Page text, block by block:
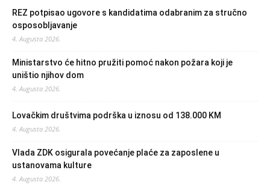
REZ potpisao ugovore s kandidatima odabranim za stručno
osposobljavanje
4. Augusta 2026.
Ministarstvo će hitno pružiti pomoć nakon požara koji je
uništio njihov dom
4. Augusta 2026.
Lovačkim društvima podrška u iznosu od 138.000 KM
4. Augusta 2026.
Vlada ZDK osigurala povećanje plaće za zaposlene u
ustanovama kulture
4. Augusta 2026.